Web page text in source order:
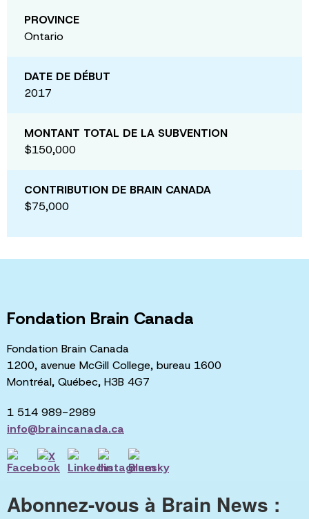
PROVINCE
Ontario
DATE DE DÉBUT
2017
MONTANT TOTAL DE LA SUBVENTION
$150,000
CONTRIBUTION DE BRAIN CANADA
$75,000
Fondation Brain Canada
Fondation Brain Canada
1200, avenue McGill College, bureau 1600
Montréal, Québec, H3B 4G7
1 514 989-2989
info@braincanada.ca
Abonnez-vous à Brain News :